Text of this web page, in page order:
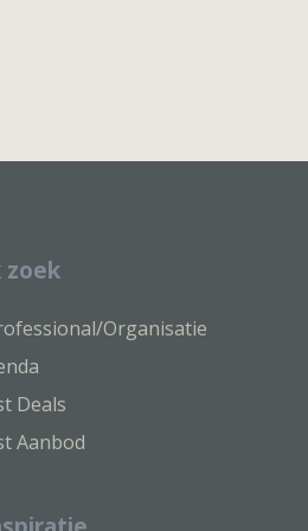
zoek
Organisatie
Deals
Aanbod